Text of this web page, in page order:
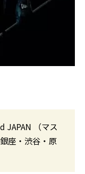
JAPAN （マス
座・渋谷・原